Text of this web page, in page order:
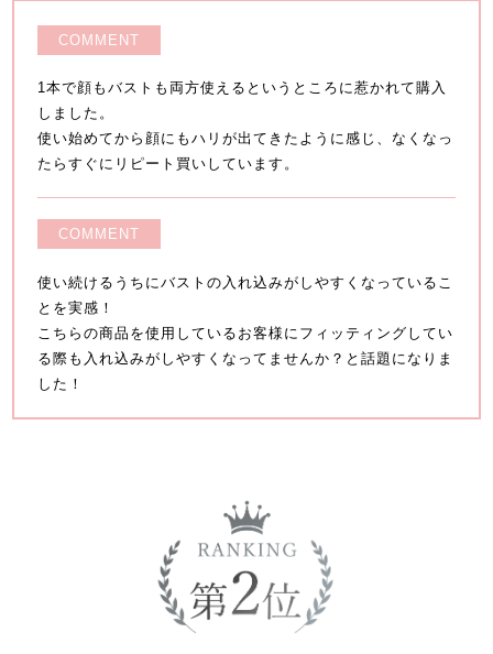
COMMENT
1本で顔もバストも両方使えるというところに惹かれて購入
しました。
使い始めてから顔にもハリが出てきたように感じ、なくなっ
たらすぐにリピート買いしています。
COMMENT
使い続けるうちにバストの入れ込みがしやすくなっているこ
とを実感！
こちらの商品を使用しているお客様にフィッティングしてい
る際も入れ込みがしやすくなってませんか？と話題になりま
した！